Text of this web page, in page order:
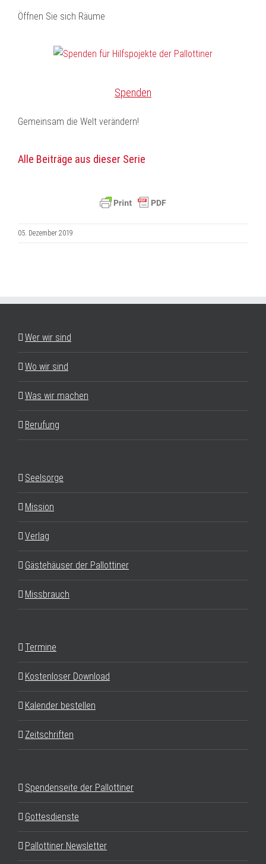
Öffnen Sie sich Räume
Spenden
Gemeinsam die Welt verändern!
Alle Beiträge aus dieser Serie
05. Dezember 2019
Wer wir sind
Wo wir sind
Was wir machen
Berufung
Seelsorge
Mission
Verlag
Gästehäuser der Pallottiner
Missbrauch
Termine
Kostenloser Download
Kalender bestellen
Zeitschriften
Spendenseite der Pallottiner
Gottesdienste
Pallottiner Newsletter